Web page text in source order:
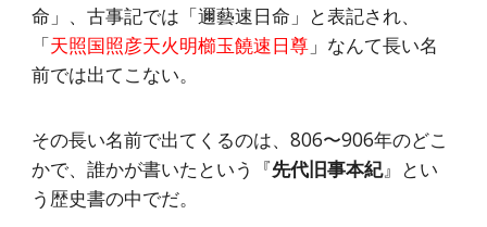
命」、古事記では「邇藝速日命」と表記され、
「天照国照彦天火明櫛玉饒速日尊 」なんて長い名
前では出てこない。
その長い名前で出てくるのは、806〜906年のどこ
かで、誰かが書いたという『先代旧事本紀』とい
う歴史書の中でだ。